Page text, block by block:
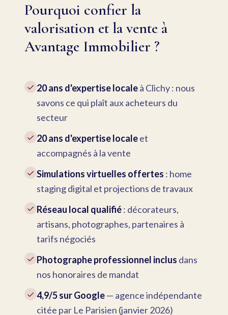
Pourquoi confier la
valorisation et la vente à
Avantage Immobilier ?
✓ 20 ans d'expertise localeà Clichy : nous
savons ce qui plaît aux acheteurs du
secteur
✓ 20 ans d'expertise localeet
accompagnés à la vente
✓ Simulations virtuelles offertes : home
staging digital et projections de travaux
✓ Réseau local qualifié: décorateurs,
artisans, photographes, partenaires à
tarifs négociés
✓ Photographe professionnel inclus dans
nos honoraires de mandat
✓ 4,9/5 sur Google— agence indépendante
citée par Le Parisien (janvier 2026)